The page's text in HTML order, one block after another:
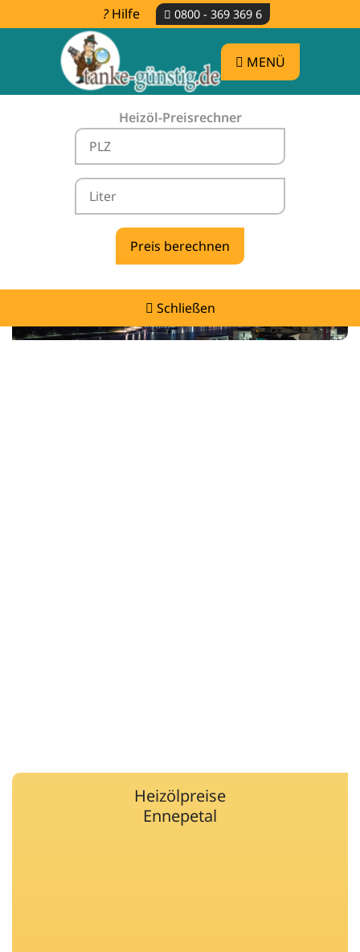
Hilfe 0800 - 369 369 6
MENÜ
Heizöl-Preisrechner
Schließen
Heizölpreise Ennepetal -
vergleichen & günstig tanken
Heizölpreise
Ennepetal